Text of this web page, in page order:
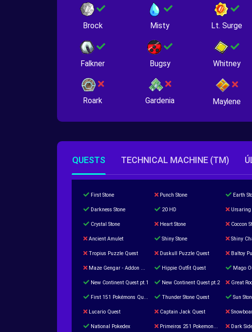
Brock Misty Lt. Surge
Falkner Bugsy Whitney
Roark Gardenia Maylene
QUESTS TECHNICAL MACHINE (TM)
First Stone Punch Stone Earth
Darkness Stone 20 HD
Crystal Stone Heart Stone Coccon
Ancient Amulet Shiny Stone Shiny
Tropius Puzzle Quest Duskull Puzzle Quest Baltoy
Maze Gengar - Addon Gengar Quest Hippie Outfit Quest Mago
New Continent Quest pt.1 New Continent Quest pt.2 Great
First 151 Pokémons Quest Thunder Stone Quest Sun
Lucario Quest Captain Jack Quest
National Pokedex Primeiros 251 Pokemons na Pokedex Dark